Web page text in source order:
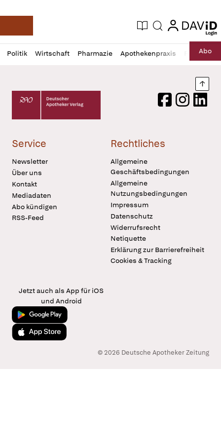
Deutsche Apotheker Zeitung
Aktuelle Ausgabe
Suche login
login
Politik Wirtschaft Pharmazie Apothekenpraxis RechtAbo
Profil
öffnen
Daz
Pur
Deutscher Apotheker Verlag Logo
FacebookInstagram
Service
Newsletter
Über uns
Kontakt
Mediadaten
Abo kündigen
RSS-Feed
Rechtliches
Allgemeine
Geschäftsbedingungen
Allgemeine
Nutzungsbedingungen
Impressum
Datenschutz
Widerrufsrecht
Netiquette
Erklärung zur Barrierefreiheit
Cookies & Tracking
Jetzt auch als App für iOS
und Android
Jetzt bei Google Play
Laden im App Store
© 2026 Deutsche Apotheker Zeitung